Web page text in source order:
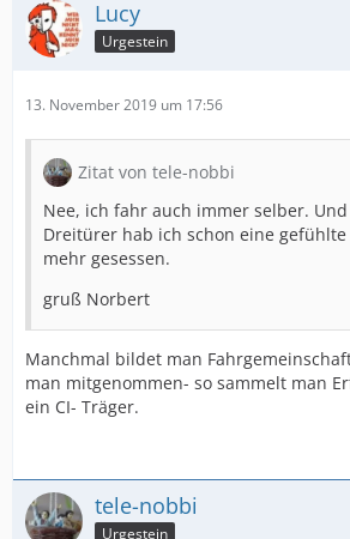
Lucy
Urgestein
13. November 2019 um 17:56
Zitat von tele-nobbi
Nee, ich fahr auch immer selber.
Dreitürer hab ich schon eine
mehr gesessen.
gruß Norbert
Manchmal bildet man
man mitgenommen- so sammelt man
ein CI- Träger.
tele-nobbi
Urgestein